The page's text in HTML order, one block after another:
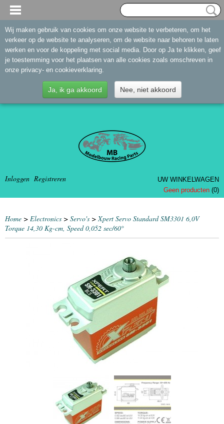
Inloggen Registreren
UW WINKELWAGEN
Geen producten (0)
Home > Electronics > Servo's >Xpert Servo Standard SM3301 6,0V
Torque 14,30 Kg-cm, Speed 0,052 sec/60°
Wij maken gebruik van cookies om onze website te verbeteren, om het
verkeer op de website te analyseren, om de website naar behoren te laten
werken en voor de koppeling met social media. Door op Ja te klikken, geef
je toestemming voor het plaatsen van alle cookies zoals omschreven in
onze privacy- en cookieverklaring.
Ja, ik ga akkoord Nee, niet akkoord